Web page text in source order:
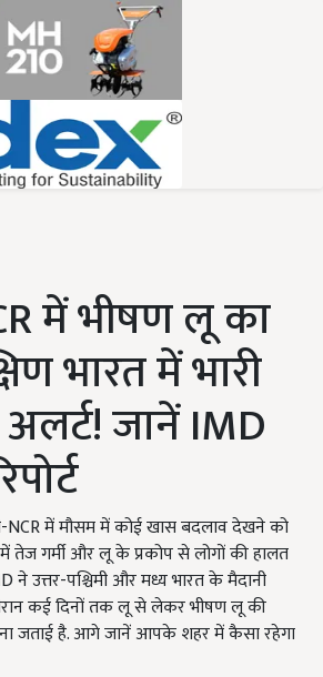
में भीषण लू का
भारत में भारी
जानें IMD
NCR में मौसम में कोई खास बदलाव देखने को
में तेज गर्मी और लू के प्रकोप से लोगों की हालत
ने उत्तर-पश्चिमी और मध्य भारत के मैदानी
कई दिनों तक लू से लेकर भीषण लू की
जताई है. आगे जानें आपके शहर में कैसा रहेगा